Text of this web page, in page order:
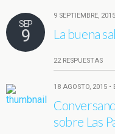
SEP
9
9 SEPTIEMBRE,
La buena
22 RESPUESTAS
18 AGOSTO, 2015
sobre Las